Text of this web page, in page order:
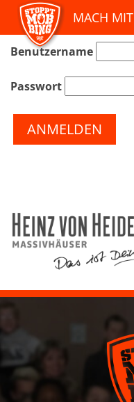
MACH MIT
Benutzername
Passwort